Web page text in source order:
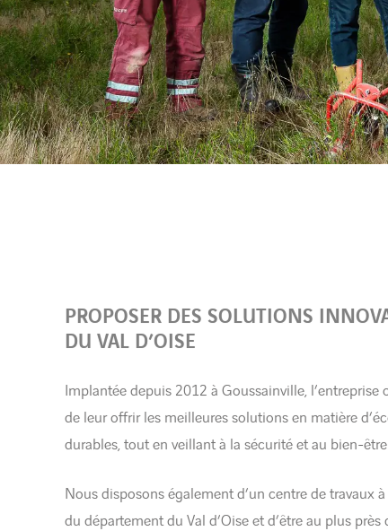
PROPOSER DES SOLUTIONS
DU VAL D’OISE
Implantée depuis 2012 à Goussainville,
de leur offrir les meilleures solutions en matière
durables, tout en veillant à la sécurité et au bien-
Nous disposons également d’un centre de
du département du Val d’Oise et d’être au plus près